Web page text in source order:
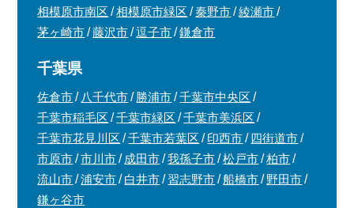
相模原市南区
相模原市緑区 秦野市
綾瀬市
茅ヶ崎市
藤沢市 逗子市 鎌倉市
千葉県
佐倉市 八千代市 勝浦市
千葉市中央区
千葉市稲毛区
千葉市緑区
千葉市美浜区
千葉市花見川区
千葉市若葉区 印西市
四街道市
市原市
市川市 成田市 我孫子市 松戸市
柏市
流山市
浦安市 白井市 習志野市 船橋市
野田市
鎌ヶ谷市